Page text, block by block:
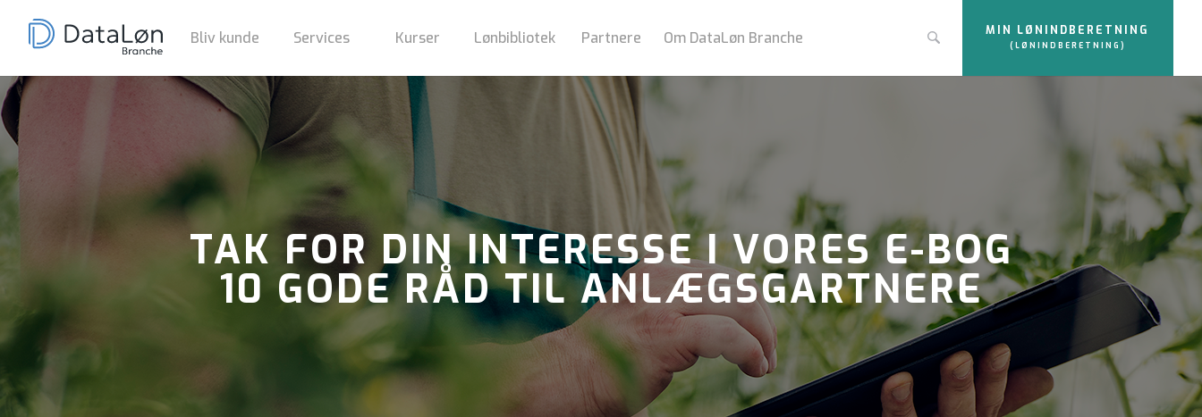
Bliv kunde Services Kurser Lønbibliotek Partnere Om DataLøn Branche MIN LØNINDBERETNING
(LØNINDBERETNING)
TAK FOR DIN INTERESSE I VORES E-BOG
10 GODE RÅD TIL ANLÆGSGARTNERE